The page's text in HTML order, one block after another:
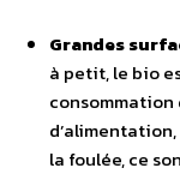
Grandes
à petit, le bio
consommation
la foulée, ce